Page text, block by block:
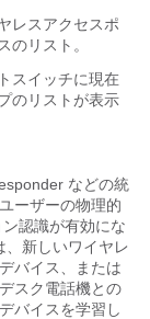
レスアクセスポ
のリスト。
スイッチに現在
のリストが表示
などの統
ーザーの物理的
認識が有効にな
新しいワイヤレ
バイス、または
スク電話機との
バイスを学習し